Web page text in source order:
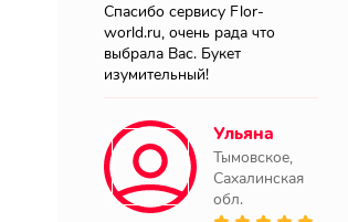
Спасибо сервису Flor-
world.ru, очень рада что
выбрала Вас. Букет
изумительный!
Ульяна
Тымовское,
Сахалинская
обл.